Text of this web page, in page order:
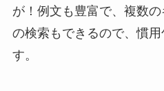
が！例文も豊富で、複数
の検索もできるので、慣
す。